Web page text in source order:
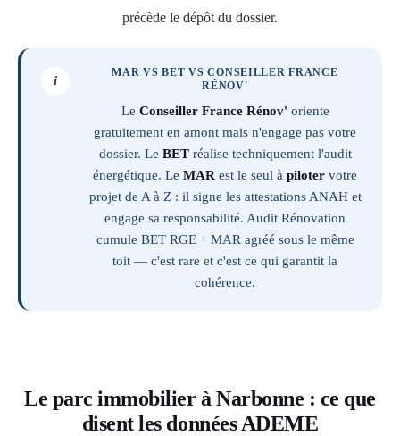
précède le dépôt du dossier.
i
MAR VS BET VS CONSEILLER FRANCE
RÉNOV'
Le Conseiller France Rénov' oriente
gratuitement en amont mais n'engage pas votre
dossier. Le BETréalise techniquement l'audit
énergétique. Le MAR est le seul à piloter votre
projet de A à Z : il signe les attestations ANAH et
engage sa responsabilité. Audit Rénovation
cumule BET RGE + MAR agréé sous le même
toit — c'est rare et c'est ce qui garantit la
cohérence.
Le parc immobilier à Narbonne : ce que
disent les données ADEME